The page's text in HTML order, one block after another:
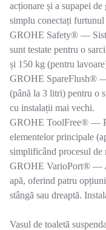
acționare și a supapei
simplu conectați
GROHE Safety® —
sunt testate pentru o
și 150 kg (pentru
GROHE SpareFlush®
(până la 3 litri) pentru o
cu instalații mai vechi.
GROHE ToolFree® —
elementelor principale
simplificând procesul de
GROHE VarioPort® —
apă, oferind patru
stângă sau dreaptă.
Vasul de toaletă